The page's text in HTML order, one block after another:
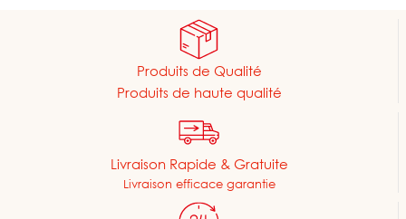
Produits de Qualité
Produits de haute qualité
Livraison Rapide & Gratuite
Livraison efficace garantie